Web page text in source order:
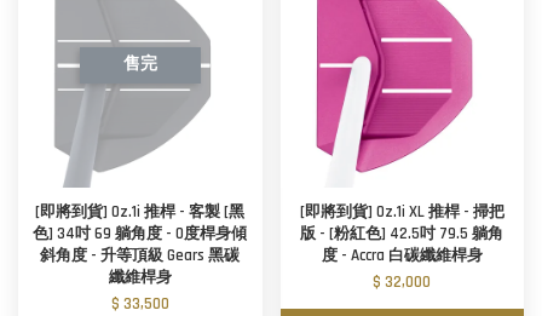
售完
[即將到貨] Oz.1i 推桿 - 客製 [黑
色] 34吋 69 躺角度 - 0度桿身傾
斜角度 - 升等頂級 Gears 黑碳
纖維桿身
$ 33,500
[即將到貨] Oz.1i XL 推桿 - 掃把
版 - [粉紅色] 42.5吋 79.5 躺角
度 - Accra 白碳纖維桿身
$ 32,000